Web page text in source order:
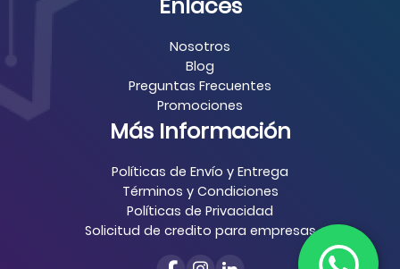
Enlaces
Nosotros
Blog
Preguntas Frecuentes
Promociones
Más Información
Políticas de Envío y Entrega
Términos y Condiciones
Políticas de Privacidad
Solicitud de credito para empresas